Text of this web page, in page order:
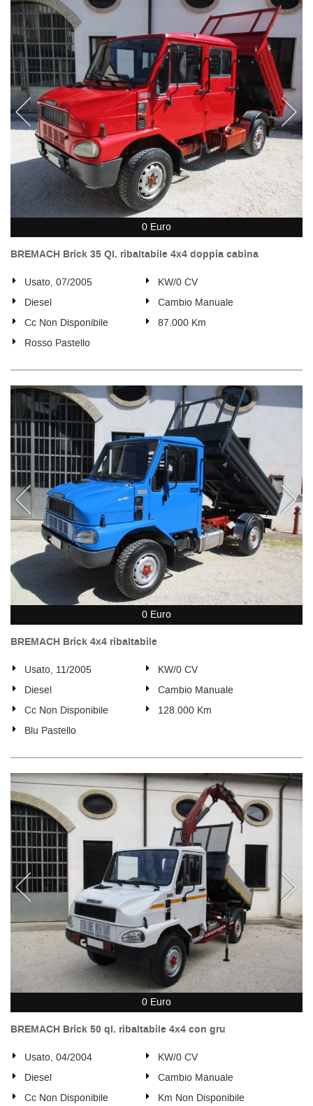
0 Euro
BREMACH Brick 35 Ql. ribaltabile 4x4 doppia cabina
Usato, 07/2005
KW/0 CV
Diesel
Cambio Manuale
Cc Non Disponibile
87.000 Km
Rosso Pastello
0 Euro
BREMACH Brick 4x4 ribaltabile
Usato, 11/2005
KW/0 CV
Diesel
Cambio Manuale
Cc Non Disponibile
128.000 Km
Blu Pastello
0 Euro
BREMACH Brick 50 ql. ribaltabile 4x4 con gru
Usato, 04/2004
KW/0 CV
Diesel
Cambio Manuale
Cc Non Disponibile
Km Non Disponibile